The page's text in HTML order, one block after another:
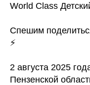
World Class
Спешим
⚡️
2 августа 2025
Пензенской